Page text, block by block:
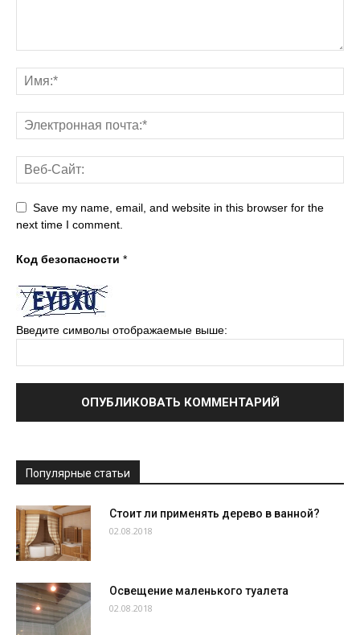
Save my name, email, and website in this browser for the
next time I comment.
Код безопасности *
Введите символы отображаемые выше:
Популярные статьи
Стоит ли применять дерево в ванной?
02.08.2018
Освещение маленького туалета
02.08.2018